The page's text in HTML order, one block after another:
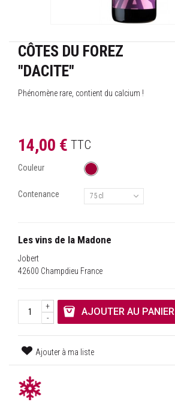
CÔTES DU FOREZ
"DACITE"
Phénomène rare, contient du calcium !
14,00 € TTC
Couleur
Contenance 75 cl
Les vins de la Madone
Jobert
42600 Champdieu France
-
+ AJOUTER AU PANIER
Ajouter à ma liste